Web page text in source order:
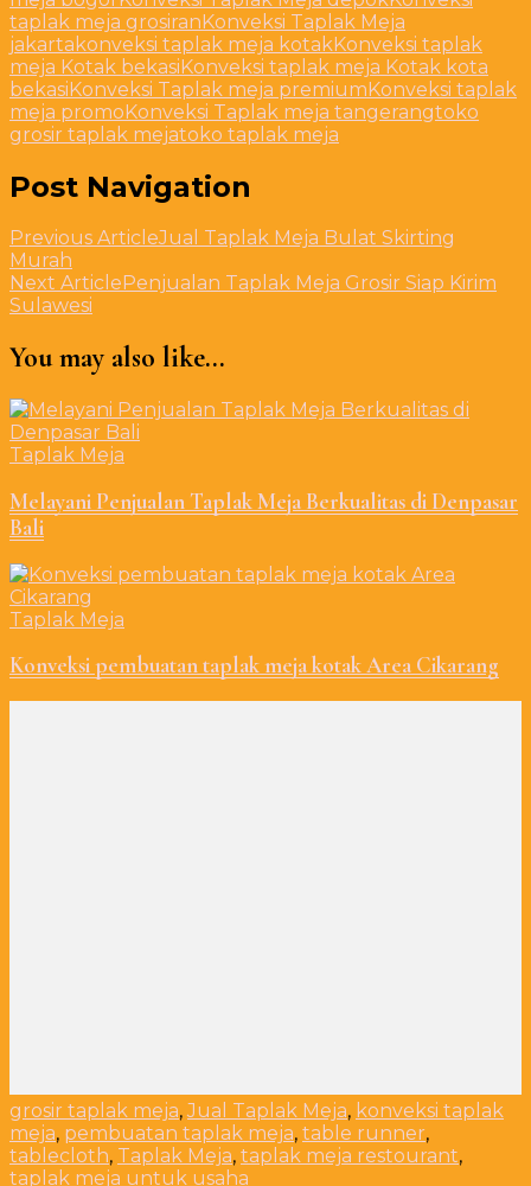
taplak meja grosiranKonveksi Taplak Meja
jakarta konveksi taplak meja kotakKonveksi taplak
meja Kotak bekasiKonveksi taplak meja Kotak kota
bekasiKonveksi Taplak meja premiumKonveksi taplak
meja promoKonveksi Taplak meja tangerangtoko
grosir taplak mejatoko taplak meja
Post Navigation
Previous ArticleJual Taplak Meja Bulat Skirting
Murah
Next Article Penjualan Taplak Meja Grosir Siap Kirim
Sulawesi
You may also like...
Taplak Meja
Melayani Penjualan Taplak Meja Berkualitas di Denpasar
Bali
Taplak Meja
Konveksi pembuatan taplak meja kotak Area Cikarang
grosir taplak meja,Jual Taplak Meja, konveksi taplak
meja, pembuatan taplak meja, table runner,
tablecloth, Taplak Meja, taplak meja restourant,
taplak meja untuk usaha